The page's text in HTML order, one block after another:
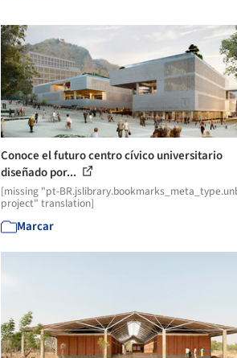
Conoce el futuro centro cívico universitario
diseñado por...
[missing "pt-
project" translation]
Marcar